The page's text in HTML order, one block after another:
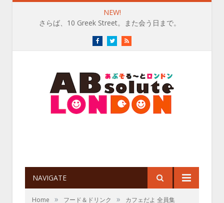
NEW!
さらば、10 Greek Street。また会う日まで。
FacebookTwitterRSS
NAVIGATE
Home » フード＆ドリンク »
カフェだよ 全員集